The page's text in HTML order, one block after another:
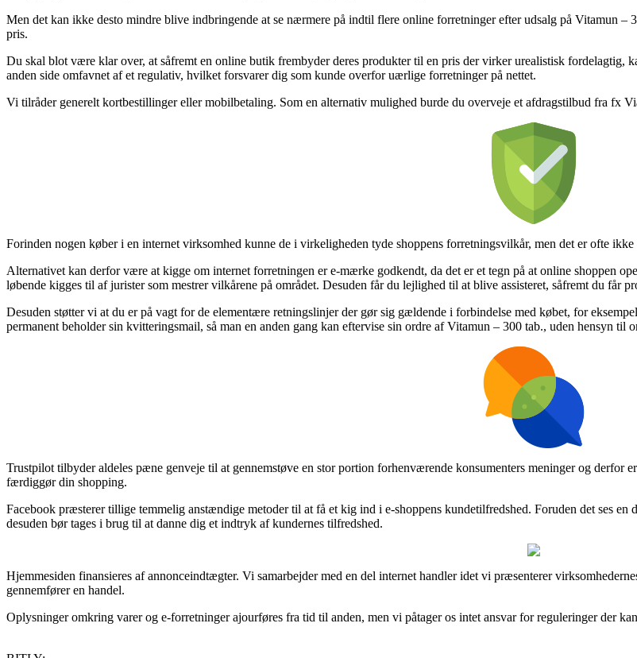
Men det kan ikke desto mindre blive indbringende at se nærmere på indtil flere online forretninger efter udsalg på Vitamun –
pris.
Du skal blot være klar over, at såfremt en online butik frembyder deres produkter til en pris der virker urealistisk
anden side omfavnet af et regulativ, hvilket forsvarer dig som kunde overfor uærlige forretninger på nettet.
Vi tilråder generelt kortbestillinger eller mobilbetaling. Som en alternativ mulighed burde du overveje et afdragstilbud fra fx
Forinden nogen køber i en internet virksomhed kunne de i virkeligheden tyde shoppens forretningsvilkår, men det er ofte
Alternativet kan derfor være at kigge om internet forretningen er e-mærke godkendt, da det er et tegn på at online shoppen
løbende kigges til af jurister som mestrer vilkårene på området. Desuden får du lejlighed til at blive assisteret, såfremt du får
Desuden støtter vi at du er på vagt for de elementære retningslinjer der gør sig gældende i forbindelse med købet, for
permanent beholder sin kvitteringsmail, så man en anden gang kan eftervise sin ordre af Vitamun – 300 tab., uden hensyn til
Trustpilot tilbyder aldeles pæne genveje til at gennemstøve en stor portion forhenværende konsumenters meninger og derfor
færdiggør din shopping.
Facebook præsterer tillige temmelig anstændige metoder til at få et kig ind i e-shoppens kundetilfredshed. Foruden det ses
desuden bør tages i brug til at danne dig et indtryk af kundernes tilfredshed.
Hjemmesiden finansieres af annonceindtægter. Vi samarbejder med en del internet handler idet vi præsenterer
gennemfører en handel.
Oplysninger omkring varer og e-forretninger ajourføres fra tid til anden, men vi påtager os intet ansvar for reguleringer der